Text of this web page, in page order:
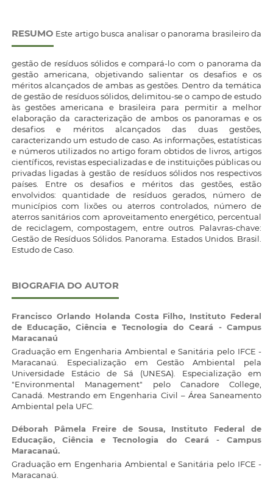
RESUMO Este artigo busca analisar o panorama brasileiro da
gestão de resíduos sólidos e compará-lo com o panorama da
gestão americana, objetivando salientar os desafios e os
méritos alcançados de ambas as gestões. Dentro da temática
de gestão de resíduos sólidos, delimitou-se o campo de estudo
às gestões americana e brasileira para permitir a melhor
elaboração da caracterização de ambos os panoramas e os
desafios e méritos alcançados das duas gestões,
caracterizando um estudo de caso. As informações, estatísticas
e números utilizados no artigo foram obtidos de livros, artigos
científicos, revistas especializadas e de instituições públicas ou
privadas ligadas à gestão de resíduos sólidos nos respectivos
países. Entre os desafios e méritos das gestões, estão
envolvidos: quantidade de resíduos gerados, número de
municípios com lixões ou aterros controlados, número de
aterros sanitários com aproveitamento energético, percentual
de reciclagem, compostagem, entre outros. Palavras-chave:
Gestão de Resíduos Sólidos. Panorama. Estados Unidos. Brasil.
Estudo de Caso.
BIOGRAFIA DO AUTOR
Francisco Orlando Holanda Costa Filho, Instituto Federal
de Educação, Ciência e Tecnologia do Ceará - Campus
Maracanaú
Graduação em Engenharia Ambiental e Sanitária pelo IFCE -
Maracanaú. Especialização em Gestão Ambiental pela
Universidade Estácio de Sá (UNESA). Especialização em
"Environmental Management" pelo Canadore College,
Canadá. Mestrando em Engenharia Civil – Área Saneamento
Ambiental pela UFC.
Déborah Pâmela Freire de Sousa, Instituto Federal de
Educação, Ciência e Tecnologia do Ceará - Campus
Maracanaú.
Graduação em Engenharia Ambiental e Sanitária pelo IFCE -
Maracanaú.